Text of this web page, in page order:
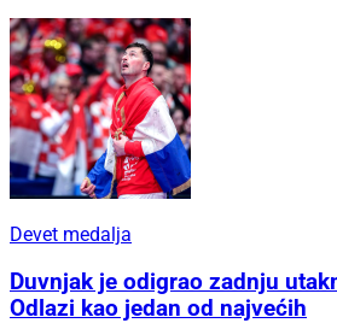
Devet medalja
Duvnjak je odigrao zadnju
Odlazi kao jedan od najvećih